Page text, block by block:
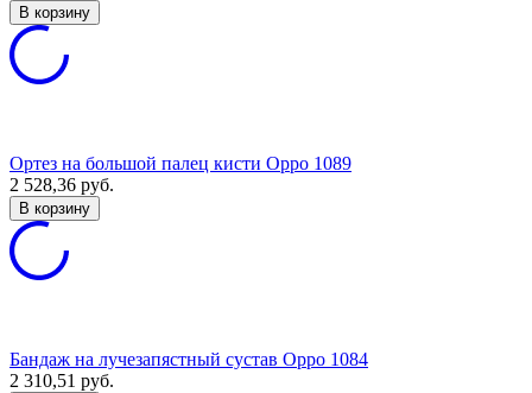
В корзину
Ортез на большой палец кисти Oppo 1089
2 528,36 руб.
В корзину
Бандаж на лучезапястный сустав Oppo 1084
2 310,51 руб.